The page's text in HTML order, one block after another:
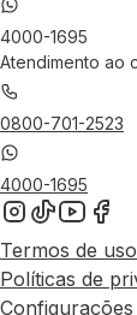
4000-1695
Atendimento ao
0800-701-2523
4000-1695
Termos de uso
Políticas de